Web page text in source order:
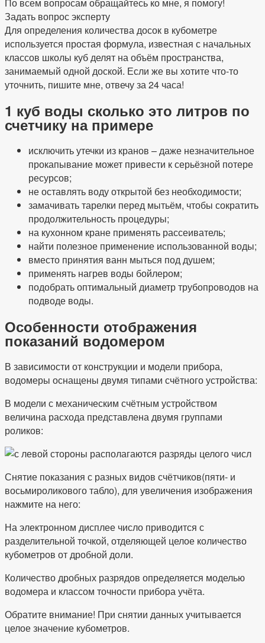
По всем вопросам обращайтесь ко мне, я помогу!
Задать вопрос эксперту
Для определения количества досок в кубометре
используется простая формула, известная с начальных
классов школы куб делят на объём пространства,
занимаемый одной доской. Если же вы хотите что-то
уточнить, пишите мне, отвечу за 24 часа!
1 куб воды сколько это литров по
счетчику на примере
исключить утечки из кранов – даже незначительное
прокапывание может привести к серьёзной потере
ресурсов;
не оставлять воду открытой без необходимости;
замачивать тарелки перед мытьём, чтобы сократить
продолжительность процедуры;
на кухонном кране применять рассеиватель;
найти полезное применение использованной воды;
вместо принятия ванн мыться под душем;
применять нагрев воды бойлером;
подобрать оптимальный диаметр трубопроводов на
подводе воды.
Особенности отображения
показаний водомером
В зависимости от конструкции и модели прибора,
водомеры оснащены двумя типами счётного устройства:
В модели с механическим счётным устройством
величина расхода представлена двумя группами
роликов:
Снятие показания с разных видов счётчиков(пяти- и
восьмироликового табло), для увеличения изображения
нажмите на него:
На электронном дисплее число приводится с
разделительной точкой, отделяющей целое количество
кубометров от дробной доли.
Количество дробных разрядов определяется моделью
водомера и классом точности прибора учёта.
Обратите внимание! При снятии данных учитывается
целое значение кубометров.